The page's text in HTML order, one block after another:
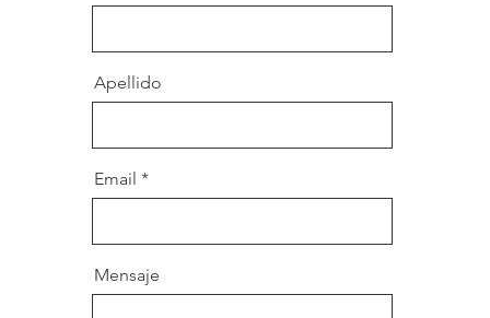
Apellido
Email
Mensaje